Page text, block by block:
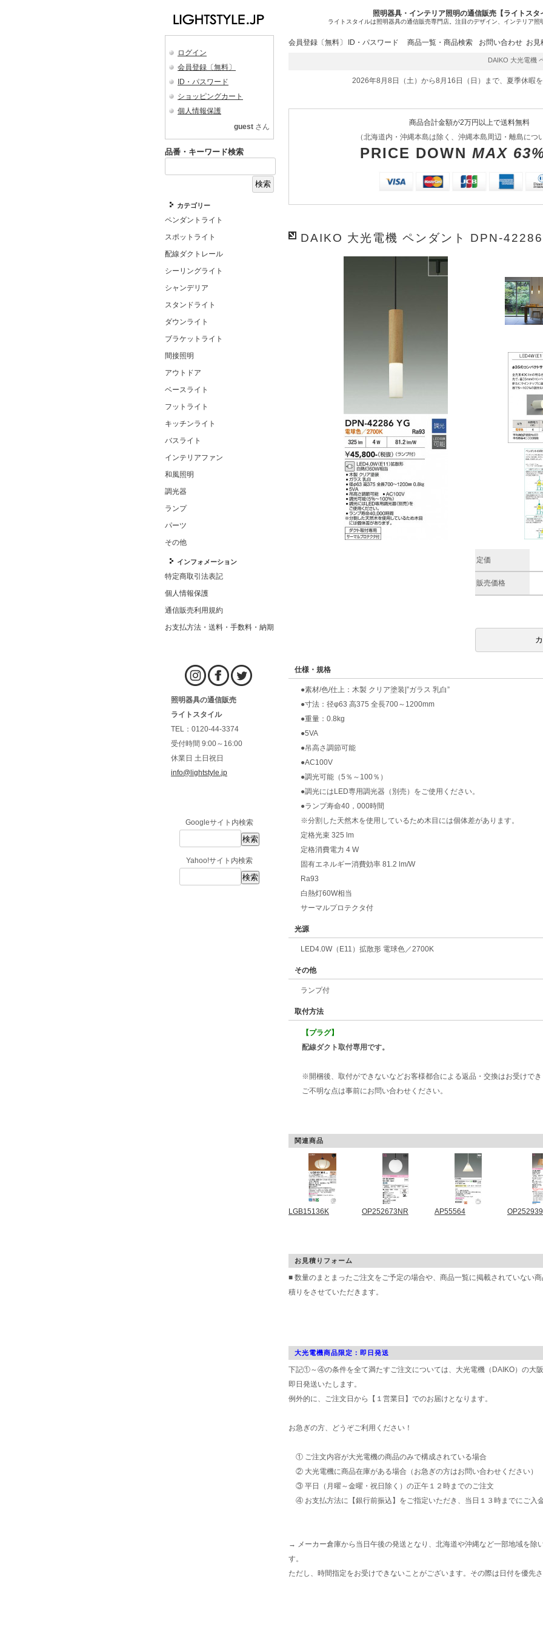
照明器具・インテリア照明の通信販売【ライトスタ
ライトスタイルは照明器具の通信販売専門店。注目のデザイン、インテリア照
ログイン
会員登録〔無料〕
ID・パスワード
ショッピングカート
個人情報保護
guest さん
品番・キーワード検索
カテゴリー
ペンダントライト
スポットライト
配線ダクトレール
シーリングライト
シャンデリア
スタンドライト
ダウンライト
ブラケットライト
間接照明
アウトドア
ベースライト
フットライト
キッチンライト
バスライト
インテリアファン
和風照明
調光器
ランプ
パーツ
その他
インフォメーション
特定商取引法表記
個人情報保護
通信販売利用規約
お支払方法・送料・手数料・納期
照明器具の通信販売
ライトスタイル
TEL：0120-44-3374
受付時間 9:00～16:00
休業日 土日祝日
info@lightstyle.jp
Googleサイト内検索
Yahoo!サイト内検索
会員登録〔無料〕 ID・パスワード 商品一覧・商品検索 お問い合わせ お見
DAIKO 大光電機 ペン
2026年8月8日（土）から8月16日（日）まで、夏季休暇
商品合計金額が2万円以上で送料無料
（北海道内・沖縄本島は除く、沖縄本島周辺・離島につ
PRICE DOWN MAX
DAIKO 大光電機 ペンダント DPN-
定価
販売価格
仕様・規格
●素材/色/仕上：木製 クリア塗装|”ガラス 乳白”
●寸法：径φ63 高375 全長700～1200mm
●重量：0.8kg
●5VA
●吊高さ調節可能
●AC100V
●調光可能（5％～100％）
●調光にはLED専用調光器（別売）をご使用ください。
●ランプ寿命40，000時間
※分割した天然木を使用しているため木目には個体差があります。
定格光束 325 lm
定格消費電力 4 W
固有エネルギー消費効率 81.2 lm/W
Ra93
白熱灯60W相当
サーマルプロテクタ付
光源
LED4.0W（E11）拡散形 電球色／2700K
その他
ランプ付
取付方法
【プラグ】
配線ダクト取付専用です。
※開梱後、取付ができないなどお客様都合による返品・交換はお受けで
ご不明な点は事前にお問い合わせください。
関連商品
LGB15136K OP252673NR AP55564
お見積りフォーム
■ 数量のまとまったご注文をご予定の場合や、商品一覧に掲載されていない
積りをさせていただきます。
大光電機商品限定：即日発送
下記①～④の条件を全て満たすご注文については、大光電機（DAIKO）の大
即日発送いたします。
例外的に、ご注文日から【１営業日】でのお届けとなります。
お急ぎの方、どうぞご利用ください！
① ご注文内容が大光電機の商品のみで構成されている場合
② 大光電機に商品在庫がある場合（お急ぎの方はお問い合わせください）
③ 平日（月曜～金曜・祝日除く）の正午１２時までのご注文
④ お支払方法に【銀行前振込】をご指定いただき、当日１３時までにご入
→ メーカー倉庫から当日午後の発送となり、北海道や沖縄など一部地域を除
す。
ただし、時間指定をお受けできないことがございます。その際は日付を優先